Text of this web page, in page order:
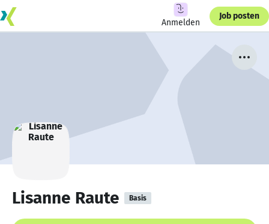
Anmelden
Job posten
Lisanne Raute Basis